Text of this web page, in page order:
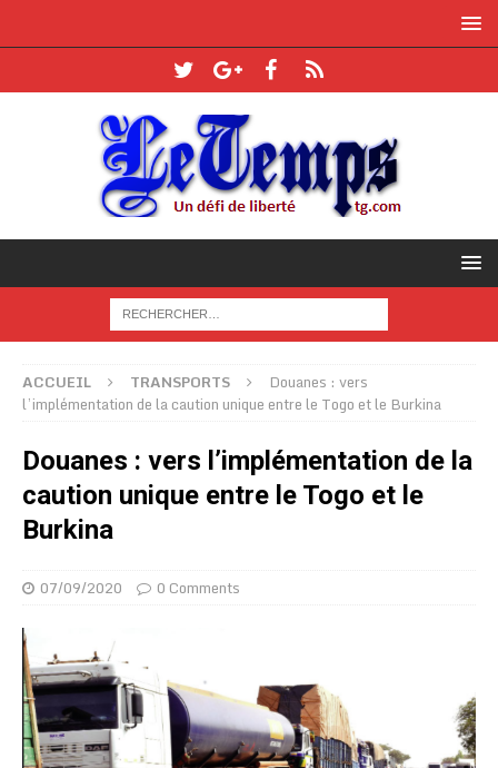
ACCUEIL TRANSPORTS
Douanes : vers
l’implémentation de la caution unique entre le Togo et le Burkina
Douanes : vers l’implémentation de la
caution unique entre le Togo et le
Burkina
07/09/2020 0 Comments